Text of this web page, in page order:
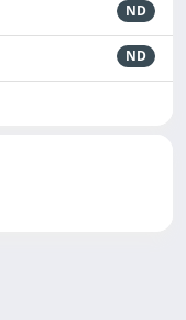
ND
ND